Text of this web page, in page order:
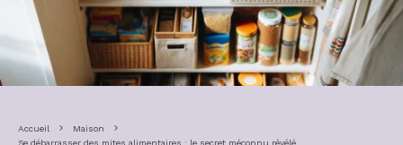
Accueil
Maison
Se débarrasser des mites alimentaires : le secret méconnu révélé